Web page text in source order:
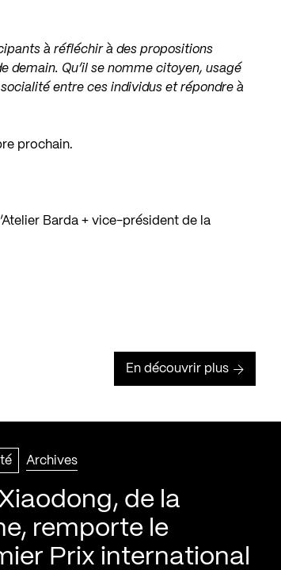
à réfléchir à des propositions
demain. Qu’il se nomme citoyen, usagé
entre ces individus et répondre à
prochain.
Barda + vice-président de la
En découvrir plus
Archives
de la
remporte le
Prix international